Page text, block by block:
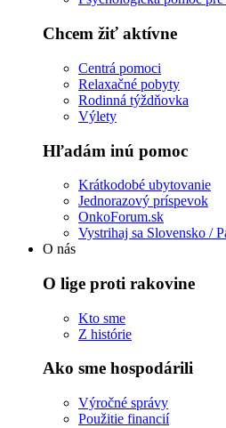
Chcem žiť aktívne
Centrá pomoci
Relaxačné pobyty
Rodinná týždňovka
Výlety
Hľadám inú pomoc
Krátkodobé ubytovanie
Jednorazový príspevok
OnkoForum.sk
Vystrihaj sa Slovensko /
O nás
O lige proti rakovine
Kto sme
Z histórie
Ako sme hospodárili
Výročné správy
Použitie financií